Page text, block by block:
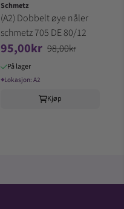
Schmetz
(A2) Dobbelt øye nåler
schmetz 705 DE 80/12
95,00kr 98,00kr
På lager
⌖Lokasjon: A2
Kjøp